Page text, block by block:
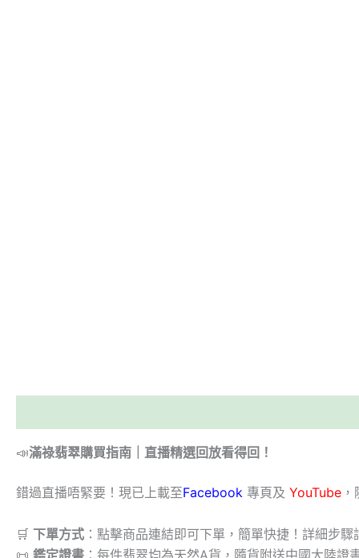
📣滿祿翡翠購買指南｜直播精選回放看得回！
錯過直播唔緊要！現已上載至Facebook 專頁及 YouTube
🛒 下單方式 ：點擊商品連結即可下單，簡單快捷！詳細步驟
📜 鑑定證書 ：每件翡翠均為天然A貨，隨貨附送中國大陸證